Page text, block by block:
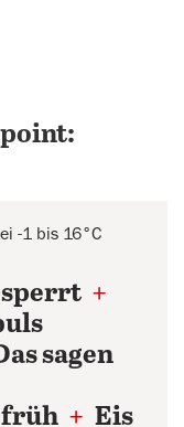
teilenteilen
-1 bis 16°C
+
sagen
früh + Eis